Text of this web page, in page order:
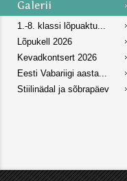
1.-8. klassi lõpuaktu...
Lõpukell 2026
Kevadkontsert 2026
Eesti Vabariigi aasta...
Stiilinädal ja sõbrapäev